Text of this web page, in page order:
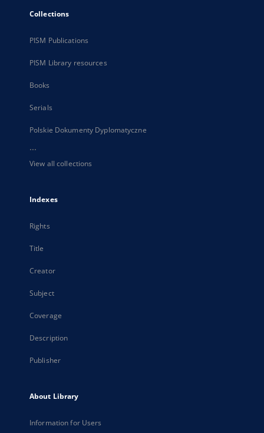
Collections
PISM Publications
PISM Library resources
Books
Serials
Polskie Dokumenty Dyplomatyczne
...
View all collections
Indexes
Rights
Title
Creator
Subject
Coverage
Description
Publisher
About Library
Information for Users